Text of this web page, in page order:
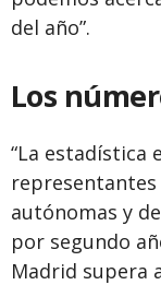
del año”.
Los
“La estadística
representantes
autónomas y
por segundo
Madrid supera